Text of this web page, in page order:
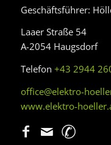
Geschäftsführer:
Laaer Straße 54
A-2054 Haugsdorf
Telefon +43 2944
office@elektro-
www.elektro-